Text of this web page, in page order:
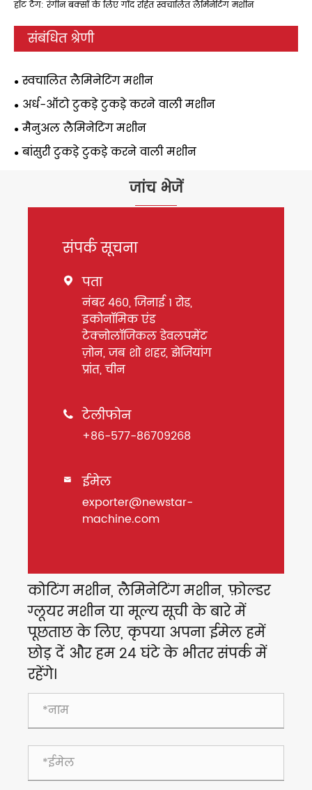
हॉट टैग: रंगीन बक्सों के लिए गोंद रहित स्वचालित लैमिनेटिंग मशीन
संबंधित श्रेणी
स्वचालित लैमिनेटिंग मशीन
अर्ध-ऑटो टुकड़े टुकड़े करने वाली मशीन
मैनुअल लैमिनेटिंग मशीन
बांसुरी टुकड़े टुकड़े करने वाली मशीन
जांच भेजें
संपर्क सूचना
 पता
नंबर 460, जिनाई 1 रोड,
इकोनॉमिक एंड
टेक्नोलॉजिकल डेवलपमेंट
ज़ोन, जब शो शहर, झेजियांग
प्रांत, चीन
 टेलीफोन
+86-577-86709268
 ईमेल
exporter@newstar-
machine.com
कोटिंग मशीन, लैमिनेटिंग मशीन, फ़ोल्डर
ग्लूयर मशीन या मूल्य सूची के बारे में
पूछताछ के लिए, कृपया अपना ईमेल हमें
छोड़ दें और हम 24 घंटे के भीतर संपर्क में
रहेंगे।